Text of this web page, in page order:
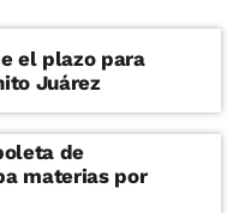
el plazo para
Juárez
de
materias por